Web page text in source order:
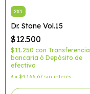
2X1
Dr. Stone Vol.15
$12.500
$11.250 con Transferencia
bancaria ó Depósito de
efectivo
3 x $4.166,67 sin interés